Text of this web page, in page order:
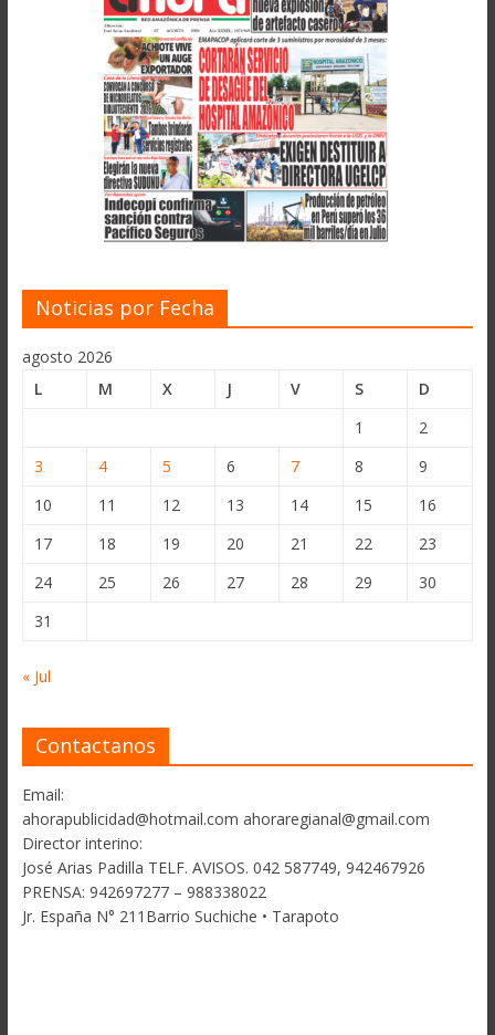
Noticias por Fecha
agosto 2026
L
M X J V S
D
1
2
3
4 5 6 7 8
9
10
11 12 13 14 15
16
17
18 19 20 21 22
23
24
25 26 27 28 29
30
31
« Jul
Contactanos
Email:
ahorapublicidad@hotmail.com ahoraregianal@gmail.com
Director interino:
José Arias Padilla TELF. AVISOS. 042 587749, 942467926
PRENSA: 942697277 – 988338022
Jr. España N° 211Barrio Suchiche • Tarapoto